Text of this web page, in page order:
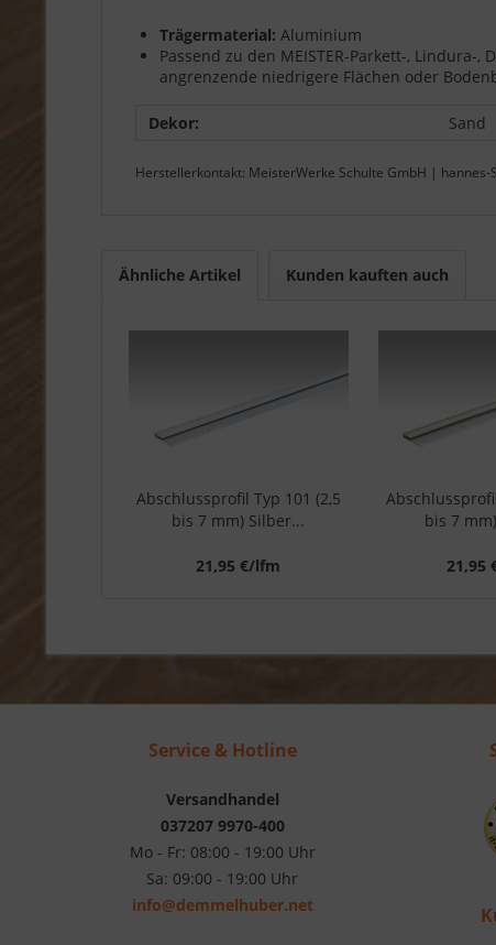
Trägermaterial: Aluminium
Passend zu den MEISTER-Parkett-,
angrenzende niedrigere Flächen oder
Dekor: Sand
Herstellerkontakt: MeisterWerke Schulte GmbH |
Ähnliche Artikel Kunden kauften auch
Abschlussprofil Typ 101 (2,5
bis 7 mm) Silber...
21,95 €/lfm
bis 7
21,95
Service & Hotline
Versandhandel
037207 9970-400
Mo - Fr: 08:00 - 19:00 Uhr
Sa: 09:00 - 19:00 Uhr
info@demmelhuber.net